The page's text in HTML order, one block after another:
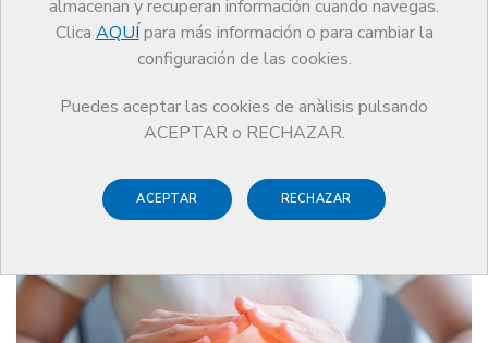
almacenan y recuperan información cuando navegas.
Clica AQUÍ para más información o para cambiar la
configuración de las cookies.
Puedes aceptar las cookies de anàlisis pulsando
ACEPTAR o RECHAZAR.
ACEPTAR RECHAZAR
Noticias any